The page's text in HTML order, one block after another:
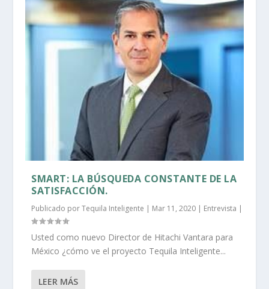
SMART: LA BÚSQUEDA CONSTANTE DE LA
SATISFACCIÓN.
Publicado porTequila Inteligente | Mar 11, 2020 | Entrevista |
Usted como nuevo Director de Hitachi Vantara para
México ¿cómo ve el proyecto Tequila Inteligente...
LEER MÁS